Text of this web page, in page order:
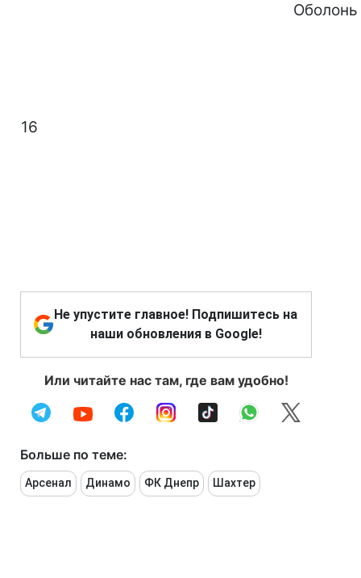
16
Оболонь
Не упустите главное! Подпишитесь на
наши обновления в Google!
Или читайте нас там, где вам удобно!
Больше по теме:
Арсенал Динамо ФК Днепр Шахтер